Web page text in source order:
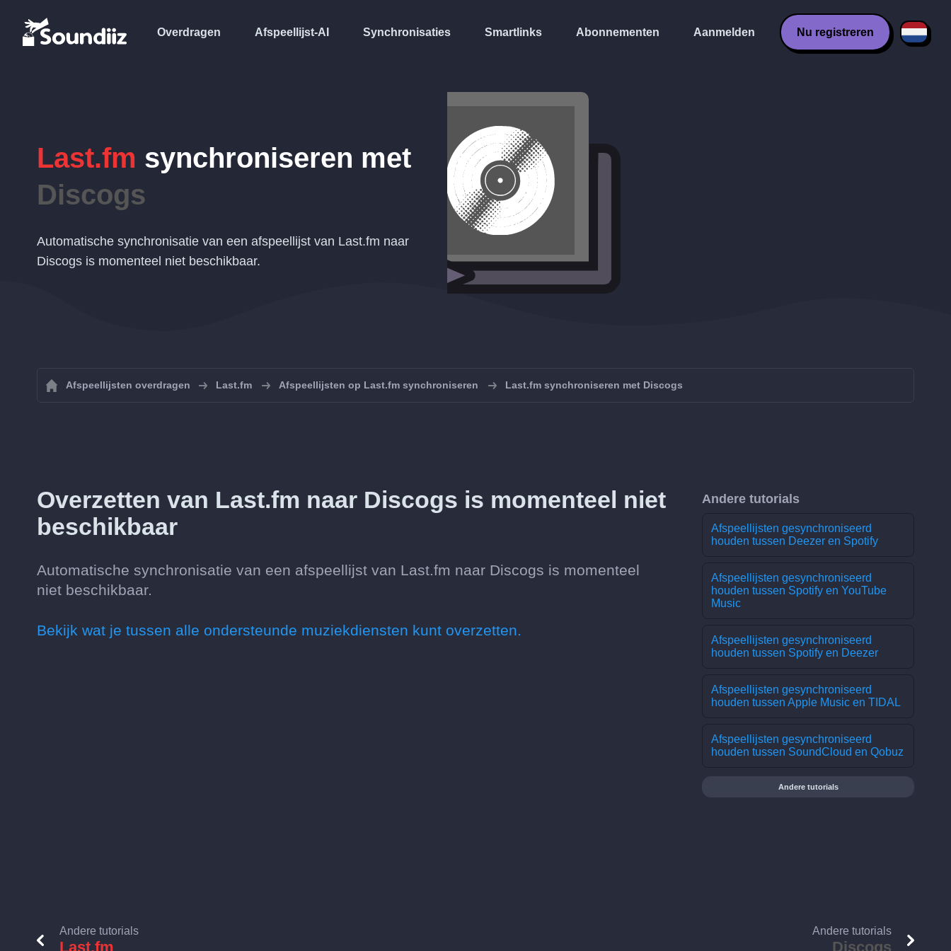
Overdragen Afspeellijst-AI Synchronisaties Smartlinks Abonnementen Aanmelden Nu registreren
Last.fm synchroniseren met
Discogs
Automatische synchronisatie van een afspeellijst van Last.fm naar
Discogs is momenteel niet beschikbaar.
Afspeellijsten overdragen Last.fm Afspeellijsten op Last.fm synchroniseren Last.fm synchroniseren met Discogs
Overzetten van Last.fm naar Discogs is momenteel niet
beschikbaar
Automatische synchronisatie van een afspeellijst van Last.fm naar Discogs is momenteel
niet beschikbaar.
Bekijk wat je tussen alle ondersteunde muziekdiensten kunt overzetten.
Andere tutorials
Afspeellijsten gesynchroniseerd
houden tussen Deezer en Spotify
Afspeellijsten gesynchroniseerd
houden tussen Spotify en YouTube
Music
Afspeellijsten gesynchroniseerd
houden tussen Spotify en Deezer
Afspeellijsten gesynchroniseerd
houden tussen Apple Music en TIDAL
Afspeellijsten gesynchroniseerd
houden tussen SoundCloud en Qobuz
Andere tutorials
Andere tutorials
Last.fm
Andere tutorials
Discogs